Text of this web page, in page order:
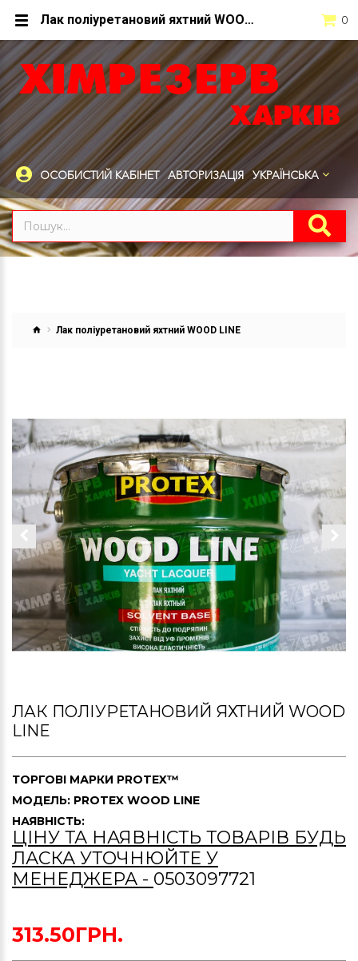
0
ОСОБИСТИЙ КАБІНЕТ АВТОРИЗАЦІЯ УКРАЇНСЬКА
Лак поліуретановий яхтний WOOD LINE
ЛАК ПОЛІУРЕТАНОВИЙ ЯХТНИЙ WOOD
LINE
ТОРГОВІ МАРКИ PROTEX™
МОДЕЛЬ: PROTEX WOOD LINE
НАЯВНІСТЬ:
ЦІНУ ТА НАЯВНІСТЬ ТОВАРІВ БУДЬ
ЛАСКА УТОЧНЮЙТЕ У
МЕНЕДЖЕРА - 0503097721
313.50ГРН.
Лак поліуретановий яхтний WOOD LINE